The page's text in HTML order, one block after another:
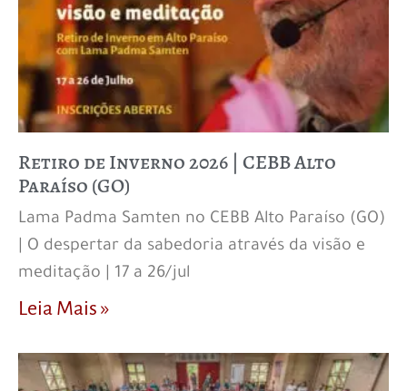
Retiro de Inverno 2026 | CEBB Alto
Paraíso (GO)
Lama Padma Samten no CEBB Alto Paraíso (GO)
| O despertar da sabedoria através da visão e
meditação | 17 a 26/jul
Leia Mais »